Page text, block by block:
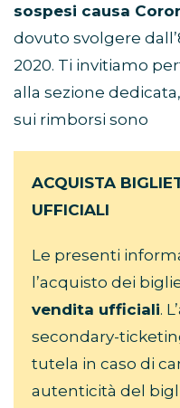
sospesi causa
dovuto svolgere
2020. Ti invitiamo
alla sezione
sui rimborsi sono
ACQUISTA
UFFICIALI
Le presenti
l’acquisto dei
vendita ufficiali.
secondary-
tutela in caso di
autenticità del